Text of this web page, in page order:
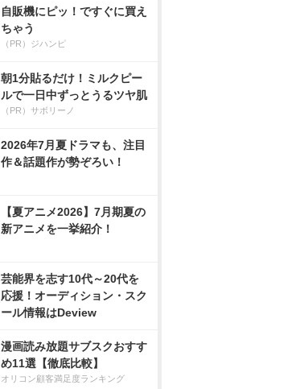
自販機にピッ！ですぐに買え
ちゃう
（PR）ジハンピ
朝1分貼るだけ！ミルクピー
ルで一日中ずっとうるツヤ肌
（PR）サボリーノ
2026年7月夏ドラマも、注目
作＆話題作が勢ぞろい！
【夏アニメ2026】7月期夏の
新アニメを一挙紹介！
芸能界を志す10代～20代を
応援！オーディション・スク
ール情報はDeview
漫画読み放題サブスクおすす
め11選【徹底比較】
オリコン顧客満足度ランキング